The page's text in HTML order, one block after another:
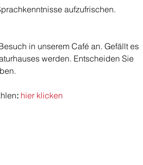
aufzufrischen.
in unserem Café an. Gefällt es
werden. Entscheiden Sie
: hier klicken